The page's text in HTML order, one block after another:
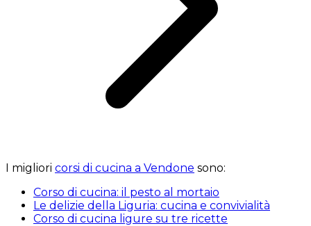
I migliori corsi di cucina a Vendone sono:
Corso di cucina: il pesto al mortaio
Le delizie della Liguria: cucina e convivialità
Corso di cucina ligure su tre ricette